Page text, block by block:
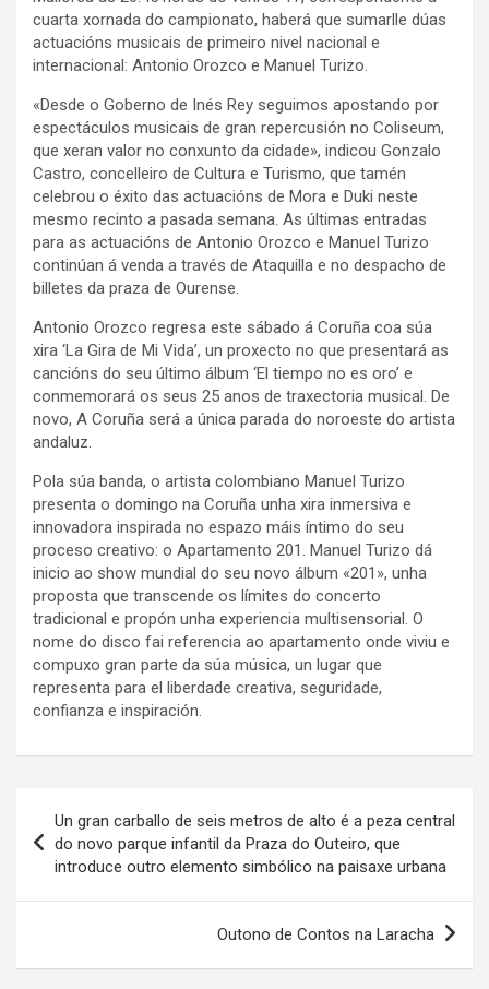
cuarta xornada do campionato, haberá que sumarlle dúas
actuacións musicais de primeiro nivel nacional e
internacional: Antonio Orozco e Manuel Turizo.
«Desde o Goberno de Inés Rey seguimos apostando por
espectáculos musicais de gran repercusión no Coliseum,
que xeran valor no conxunto da cidade», indicou Gonzalo
Castro, concelleiro de Cultura e Turismo, que tamén
celebrou o éxito das actuacións de Mora e Duki neste
mesmo recinto a pasada semana. As últimas entradas
para as actuacións de Antonio Orozco e Manuel Turizo
continúan á venda a través de Ataquilla e no despacho de
billetes da praza de Ourense.
Antonio Orozco regresa este sábado á Coruña coa súa
xira ‘La Gira de Mi Vida’, un proxecto no que presentará as
cancións do seu último álbum ‘El tiempo no es oro’ e
conmemorará os seus 25 anos de traxectoria musical. De
novo, A Coruña será a única parada do noroeste do artista
andaluz.
Pola súa banda, o artista colombiano Manuel Turizo
presenta o domingo na Coruña unha xira inmersiva e
innovadora inspirada no espazo máis íntimo do seu
proceso creativo: o Apartamento 201. Manuel Turizo dá
inicio ao show mundial do seu novo álbum «201», unha
proposta que transcende os límites do concerto
tradicional e propón unha experiencia multisensorial. O
nome do disco fai referencia ao apartamento onde viviu e
compuxo gran parte da súa música, un lugar que
representa para el liberdade creativa, seguridade,
confianza e inspiración.
de
entradas
Un gran carballo de seis metros de alto é a peza central
do novo parque infantil da Praza do Outeiro, que
introduce outro elemento simbólico na paisaxe urbana
Outono de Contos na Laracha